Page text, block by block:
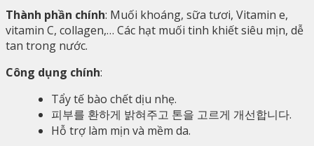
Thành phần chính: Muối khoáng, sữa tươi, Vitamin e,
vitamin C, collagen,… Các hạt muối tinh khiết siêu mịn, dễ
tan trong nước.
Công dụng chính:
Tẩy tế bào chết dịu nhẹ.
피부를 환하게 밝혀주고 톤을 고르게 개선합니다.
Hỗ trợ làm mịn và mềm da.